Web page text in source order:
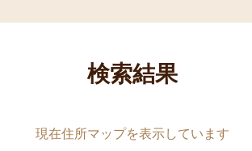
検索結果
現在住所マップを表示しています